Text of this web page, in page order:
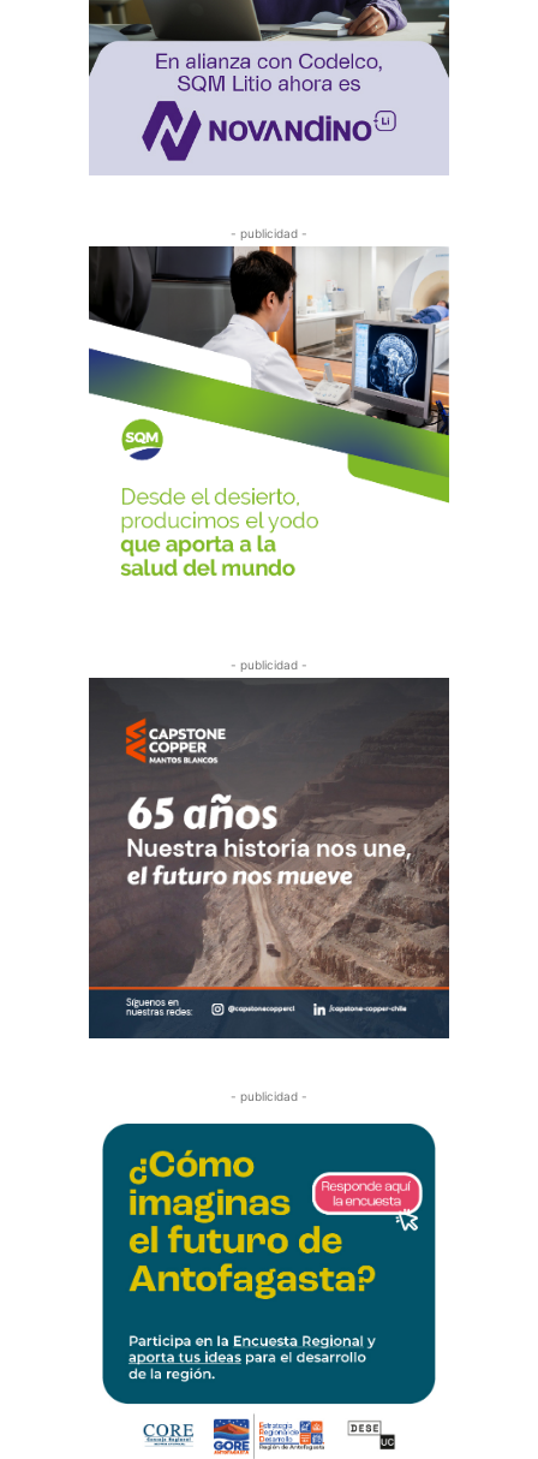
- publicidad -
- publicidad -
- publicidad -